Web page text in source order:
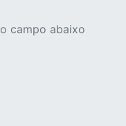
campo abaixo